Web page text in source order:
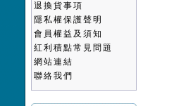
退換貨事項
隱私權保護聲明
會員權益及須知
紅利積點常見問題
網站連結
聯絡我們